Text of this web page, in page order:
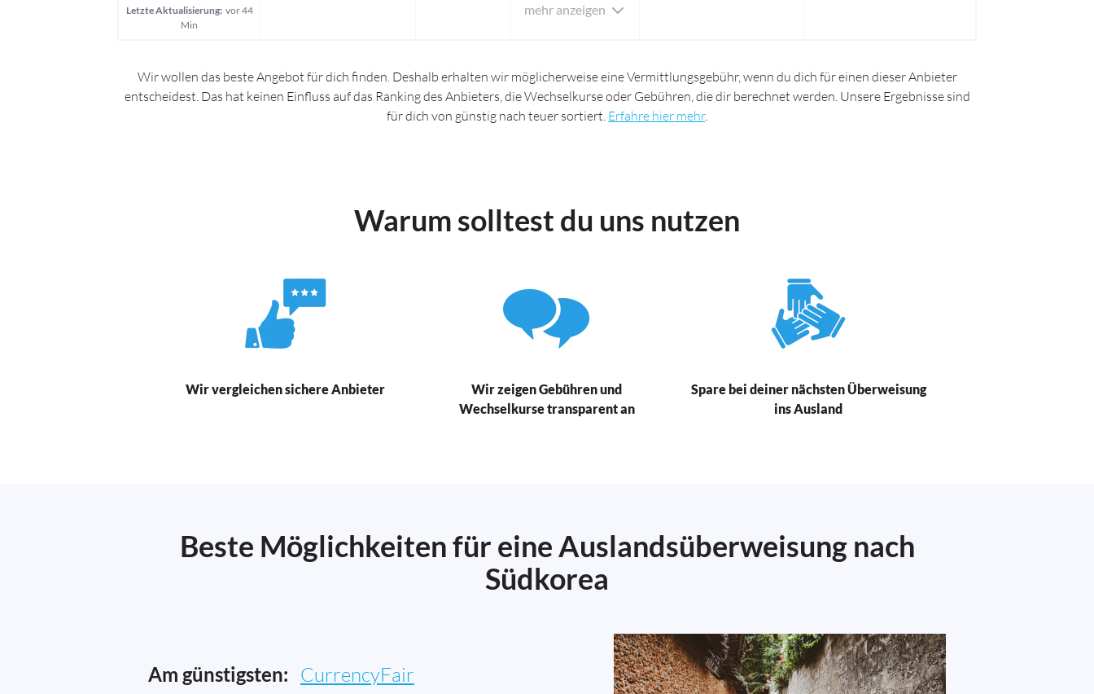
Letzte Aktualisierung: vor 44
Min
mehr anzeigen
Wir wollen das beste Angebot für dich finden. Deshalb erhalten wir möglicherweise eine Vermittlungsgebühr, wenn du dich für einen dieser Anbieter
entscheidest. Das hat keinen Einfluss auf das Ranking des Anbieters, die Wechselkurse oder Gebühren, die dir berechnet werden. Unsere Ergebnisse sind
für dich von günstig nach teuer sortiert. Erfahre hier mehr.
Warum solltest du uns nutzen
Wir vergleichen sichere Anbieter
Wir zeigen Gebühren und
Wechselkurse transparent an
Spare bei deiner nächsten Überweisung
ins Ausland
Beste Möglichkeiten für eine Auslandsüberweisung nach
Südkorea
Am günstigsten: CurrencyFair